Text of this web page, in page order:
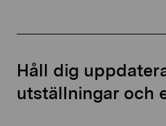
Håll dig
utställningar och